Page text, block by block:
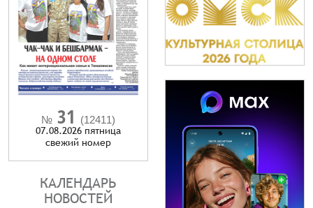
№ 31 (12411)
07.08.2026 пятница
cвежий номер
КАЛЕНДАРЬ
НОВОСТЕЙ